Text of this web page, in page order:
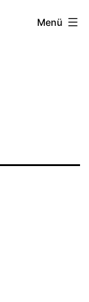
Menü